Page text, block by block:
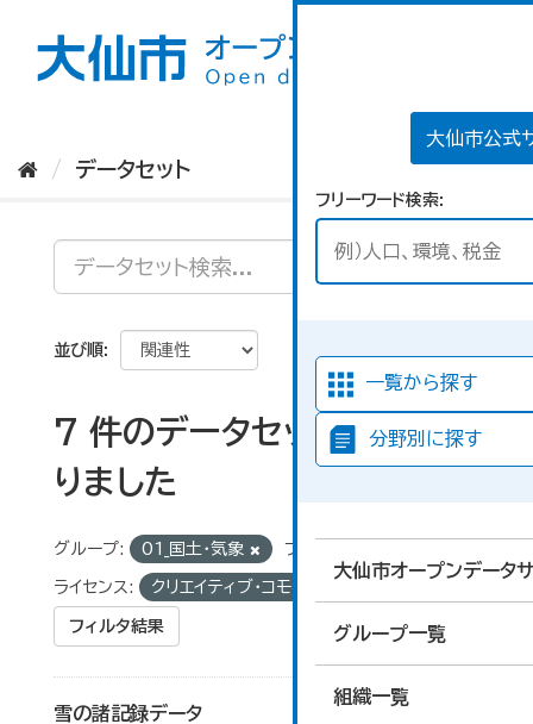
大仙市公式
フリーワード検索
一覧から探す
分野別に探す
大仙市オープンデータ
グループ一覧
組織一覧
データセット
並び順
7 件のデータセットが見つか
りました
グループ: 01_国土・気象 フォーマット:
ライセンス: クリエイティブ・コモンズ 表示
フィルタ結果
雪の諸記録データ